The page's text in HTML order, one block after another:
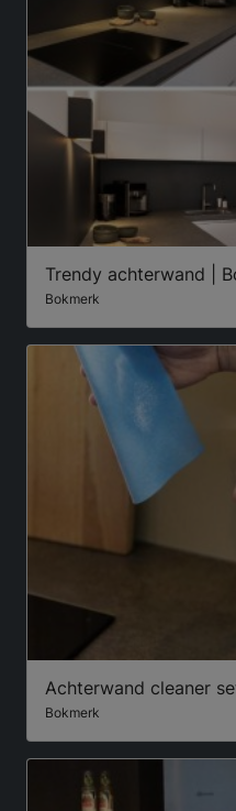
Trendy achterwand |
Bokmerk
Achterwand cleaner
Bokmerk